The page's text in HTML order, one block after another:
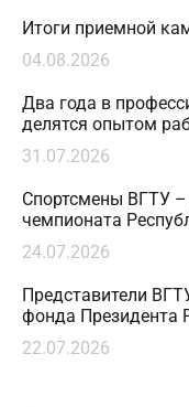
Итоги приемной
04.08.2026
Два года в
делятся опытом
31.07.2026
Спортсмены ВГТУ
чемпионата
24.07.2026
Представители
фонда Президента
22.07.2026